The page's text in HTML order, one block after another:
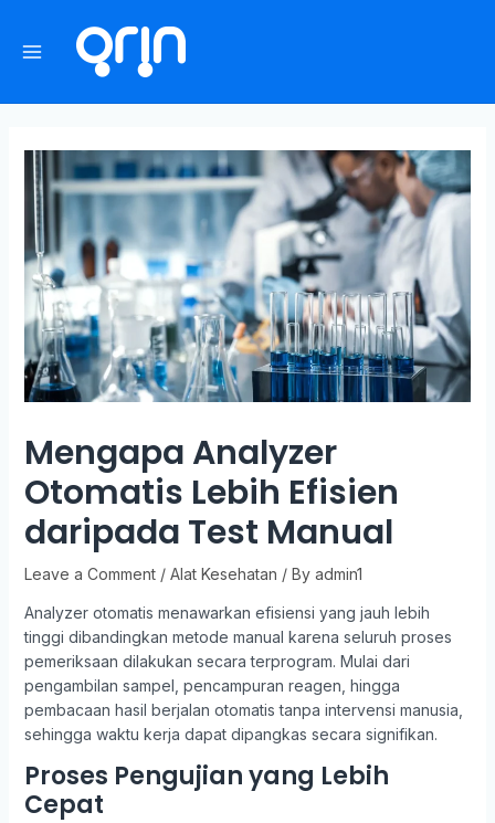
Mengapa Analyzer
Otomatis Lebih Efisien
daripada Test Manual
Leave a Comment / Alat Kesehatan / By admin1
Analyzer otomatis menawarkan efisiensi yang jauh lebih
tinggi dibandingkan metode manual karena seluruh proses
pemeriksaan dilakukan secara terprogram. Mulai dari
pengambilan sampel, pencampuran reagen, hingga
pembacaan hasil berjalan otomatis tanpa intervensi manusia,
sehingga waktu kerja dapat dipangkas secara signifikan.
Proses Pengujian yang Lebih
Cepat